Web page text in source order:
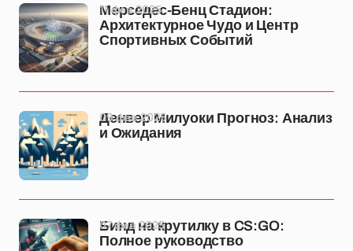
Мерседес-Бенц Стадион:
Архитектурное Чудо и Центр
Спортивных Событий
11 фев 2025
Денвер Милуоки Прогноз: Анализ
и Ожидания
09 фев 2025
Бинд на крутилку в CS:GO:
Полное руководство
07 фев 2025